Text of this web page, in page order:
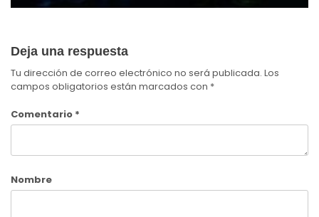
Deja una respuesta
Tu dirección de correo electrónico no será publicada. Los
campos obligatorios están marcados con *
Comentario *
Nombre